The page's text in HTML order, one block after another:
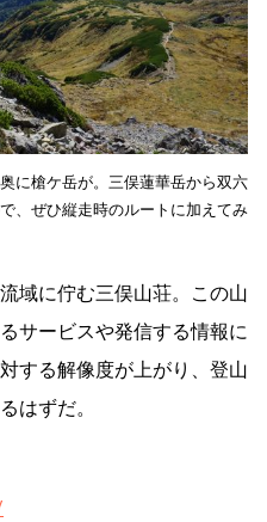
に槍ケ岳が。三俣蓮華岳から双六
、ぜひ縦走時のルートに加えてみ
域に佇む三俣山荘。この山
サービスや発信する情報に
する解像度が上がり、登山
はずだ。